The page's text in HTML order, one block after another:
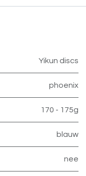
Yikun discs
phoenix
170 - 175g
blauw
nee